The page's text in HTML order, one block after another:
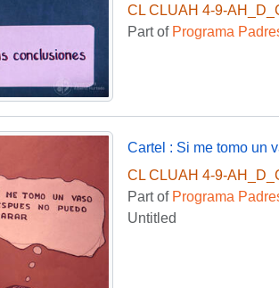
CL CLUAH 4-9-
Part of Programa
Cartel : Si me tomo un
CL CLUAH 4-9-
Part of Programa
Untitled